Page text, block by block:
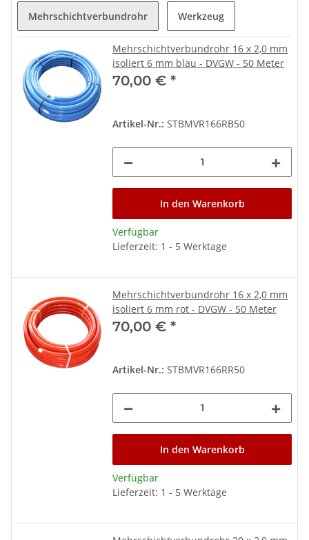
Es sind keine speziellen Werkzeuge notwendig
Installation erfolgt mit Metallverbundrohr
Weiter werden lediglich Rohrschere, Kalibrierer
und Schraubschlüssel benötigt
Verwendungszwecke
Trinkwasser (Warm und Kalt)
Fußbodenheizung
Heizung und Sanitär
Mehrschichtverbundrohr Werkzeug
Mehrschichtverbundrohr 16 x 2,0 mm
isoliert 6 mm blau - DVGW - 50 Meter
70,00 € *
Artikel-Nr.: STBMVR166RB50
In den Warenkorb
Verfügbar
Lieferzeit: 1 - 5 Werktage
Mehrschichtverbundrohr 16 x 2,0 mm
isoliert 6 mm rot - DVGW - 50 Meter
70,00 € *
Artikel-Nr.: STBMVR166RR50
In den Warenkorb
Verfügbar
Lieferzeit: 1 - 5 Werktage